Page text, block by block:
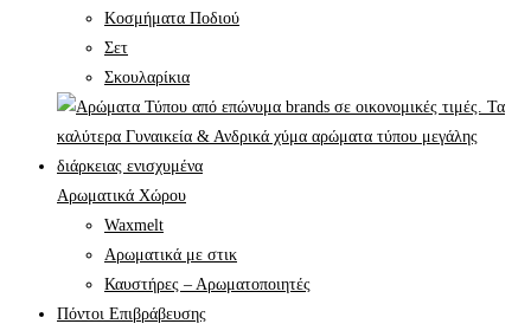
Κοσμήματα Ποδιού
Σετ
Σκουλαρίκια
Αρωματικά Χώρου
Waxmelt
Αρωματικά με στικ
Καυστήρες – Αρωματοποιητές
Πόντοι Επιβράβευσης